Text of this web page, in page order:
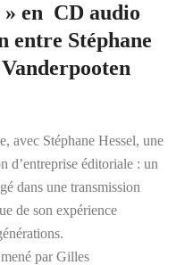
» en CD audio
entre Stéphane
avec Stéphane Hessel, une
d’entreprise éditoriale : un
dans une transmission
de son expérience
par Gilles